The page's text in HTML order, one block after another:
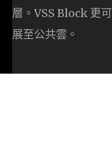
層。VSS Block 更
展至公共雲。